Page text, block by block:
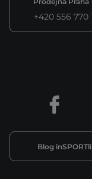
+420 556 770
Blog
Facebook